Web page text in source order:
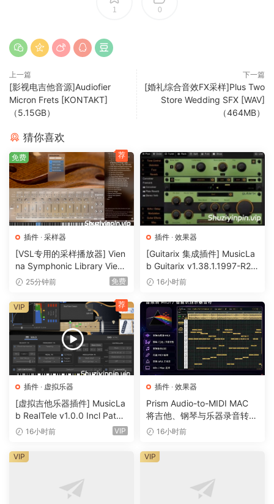
1 0
上一篇
[影视电吉他音源]Audiofier
Micron Frets [KONTAKT]
（5.15GB）
下一篇
[婚礼综合音效FX采样]Plus Two
Store Wedding SFX [WAV]
（464MB）
猜你喜欢
插件 · 采样器
[VSL专用的采样播放器] Vien
na Symphonic Library Vienn
a Synchron Player v1.3.302
25分钟前 免费
免费 荐
插件 · 效果器
[Guitarix 集成插件] MusicLa
b Guitarix v1.38.1.1997-R2R
[WiN]（7.5MB）
16小时前
插件 · 虚拟乐器
[虚拟吉他乐器插件] MusicLa
b RealTele v1.0.0 Incl Patch
ed and Keygen-R2R [WiN]
16小时前 VIP
VIP 荐
插件 · 效果器
Prism Audio-to-MIDI MAC
将吉他、钢琴与乐器录音转换
为可编辑 MIDI
16小时前
VIP VIP